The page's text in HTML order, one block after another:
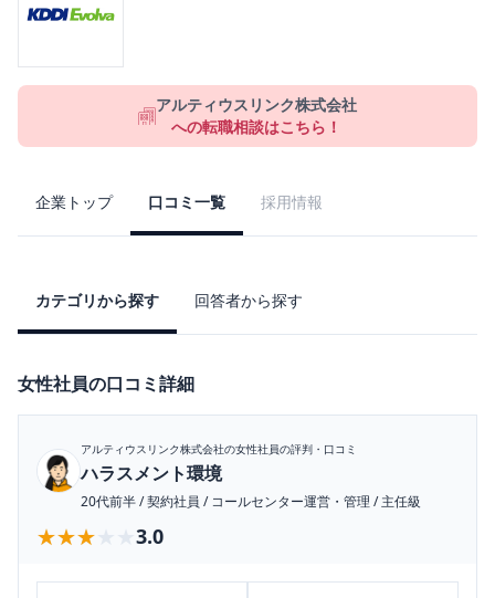
アルティウスリンク株式会社
への転職相談はこちら！
企業トップ 口コミ一覧 採用情報
カテゴリから探す 回答者から探す
女性社員の口コミ詳細
アルティウスリンク株式会社の女性社員の評判・口コミ
ハラスメント環境
20代前半/契約社員 /コールセンター運営・管理 /主任級
★★★★★
★★★★★ 3.0